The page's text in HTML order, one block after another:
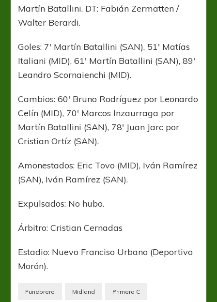
Martín Batallini. DT: Fabián Zermatten /
Walter Berardi.
Goles: 7′ Martín Batallini (SAN), 51′ Matías
Italiani (MID), 61′ Martín Batallini (SAN), 89′
Leandro Scornaienchi (MID).
Cambios: 60′ Bruno Rodríguez por Leonardo
Celín (MID), 70′ Marcos Inzaurraga por
Martín Batallini (SAN), 78′ Juan Jarc por
Cristian Ortíz (SAN).
Amonestados: Eric Tovo (MID), Iván Ramírez
(SAN), Iván Ramírez (SAN).
Expulsados: No hubo.
Árbitro: Cristian Cernadas
Estadio: Nuevo Franciso Urbano (Deportivo
Morón).
Funebrero Midland Primera C